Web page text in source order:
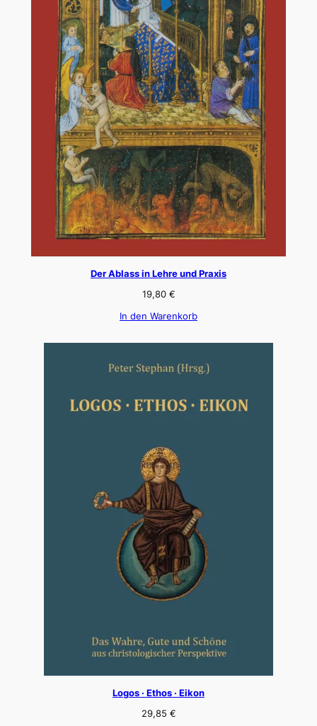
Der Ablass in Lehre und Praxis
19,80 €
In den Warenkorb
Logos · Ethos · Eikon
29,85 €